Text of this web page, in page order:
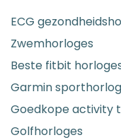
ECG
Zwemhorloges
Beste fitbit
Garmin
Goedkope activity
Golfhorloges